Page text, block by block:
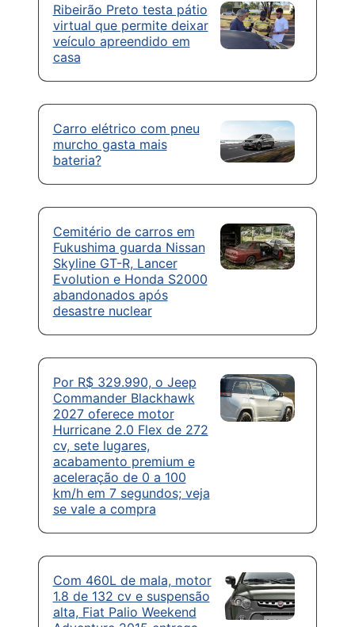
Ribeirão Preto testa pátio
virtual que permite deixar
veículo apreendido em
casa
Carro elétrico com pneu
murcho gasta mais
bateria?
Cemitério de carros em
Fukushima guarda Nissan
Skyline GT-R, Lancer
Evolution e Honda S2000
abandonados após
desastre nuclear
Por R$ 329.990, o Jeep
Commander Blackhawk
2027 oferece motor
Hurricane 2.0 Flex de 272
cv, sete lugares,
acabamento premium e
aceleração de 0 a 100
km/h em 7 segundos; veja
se vale a compra
Com 460L de mala, motor
1.8 de 132 cv e suspensão
alta, Fiat Palio Weekend